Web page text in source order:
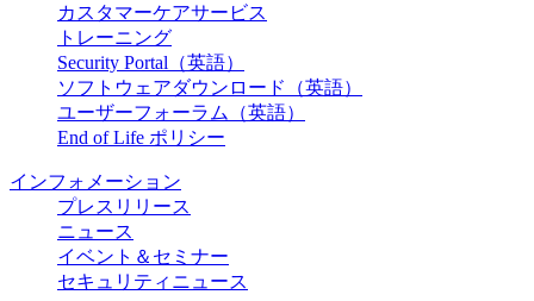
カスタマーケアサービス
トレーニング
Security Portal（英語）
ソフトウェアダウンロード（英語）
ユーザーフォーラム（英語）
End of Life ポリシー
インフォメーション
プレスリリース
ニュース
イベント＆セミナー
セキュリティニュース